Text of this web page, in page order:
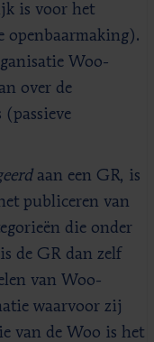
is voor het
openbaarmaking).
Woo-
over de
aan een GR, is
publiceren van
die onder
de GR dan zelf
van Woo-
waarvoor zij
van de Woo is het